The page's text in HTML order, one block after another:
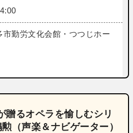
市勤労文化会館・つつじホー
贈るオペラを愉しむシリ
（声楽＆ナビゲーター）